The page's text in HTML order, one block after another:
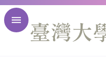
跳到主要內容區塊